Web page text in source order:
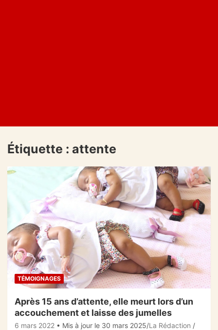
Étiquette : attente
TÉMOIGNAGES
Après 15 ans d’attente, elle meurt lors d’un
accouchement et laisse des jumelles
6 mars 2022 • Mis à jour le 30 mars 2025 La Rédaction